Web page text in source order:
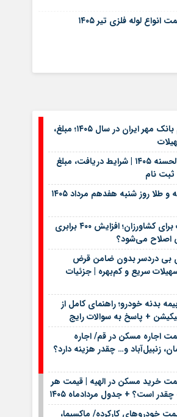
انواع لوله فلزی تیر ۱۴۰۵
شرایط وام بانک مهر ایران در سال ۱۴۰۵؛ مبلغ،
وام قرض الحسنه ۱۴۰۵ | شرایط دریافت، مبلغ
ثبت نام
قیمت سکه و طلا روز شنبه هفدهم مرداد ۱۴۰۵
خبر خوب برای کشاورزان؛ افزایش ۴۰۰ برابری
اصلاح می‌شود؟
بی دردسر بدون ضامن قرض
سریع و کم‌بهره | جزئیات
بدنه خودرو؛ راهنمای کامل از
+ پاسخ به سوالات رایج
اجاره مسکن در قم/ اجاره
زنبیل‌آباد و… چقدر هزینه دارد؟
خرید مسکن در الهیه | قیمت هر
است؟ + جدول مردادماه ۱۴۰۵
خودروهای کارکرده/ ماکسیما،